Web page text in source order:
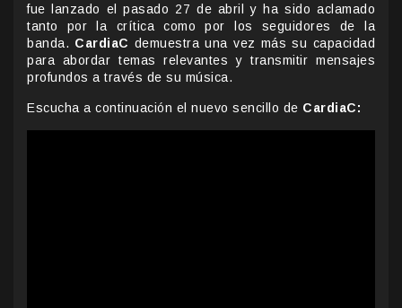
fue lanzado el pasado 27 de abril y ha sido aclamado
tanto por la crítica como por los seguidores de la
banda. CardiaC demuestra una vez más su capacidad
para abordar temas relevantes y transmitir mensajes
profundos a través de su música.
Escucha a continuación el nuevo sencillo de CardiaC: